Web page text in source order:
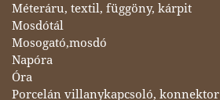
Méteráru, textil, függöny, kárpit
Mosdótál
Mosogató,mosdó
Napóra
Óra
Porcelán villanykapcsoló, konnektor